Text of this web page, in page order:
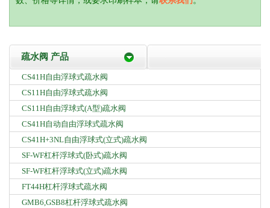
疏水阀 产品
CS41H自由浮球式疏水阀
CS11H自由浮球式疏水阀
CS11H自由浮球式(A型)疏水阀
CS41H自动自由浮球式疏水阀
CS41H+3NL自由浮球式(立式)疏水阀
SF-WF杠杆浮球式(卧式)疏水阀
SF-WF杠杆浮球式(立式)疏水阀
FT44H杠杆浮球式疏水阀
GMB6,GSB8杠杆浮球式疏水阀